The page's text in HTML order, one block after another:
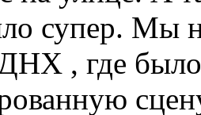
супер. Мы
, где было